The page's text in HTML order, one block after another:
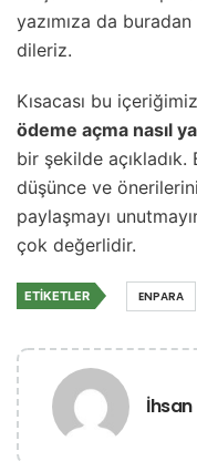
yazımıza da
dileriz.
Kısacası bu
ödeme açma nasıl
bir şekilde
düşünce ve
paylaşmayı
çok değerlidir.
ETIKETLER ENPARA
İhsan